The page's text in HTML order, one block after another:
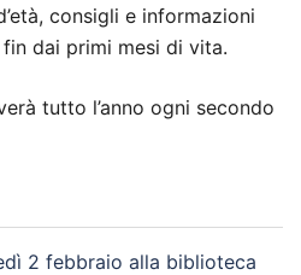
consigli e informazioni
dai primi mesi di vita.
tutto l’anno ogni secondo
2 febbraio alla biblioteca